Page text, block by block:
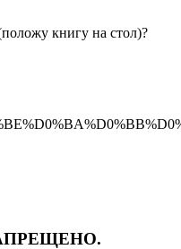
книгу на стол)?
ЗАПРЕЩЕНО.